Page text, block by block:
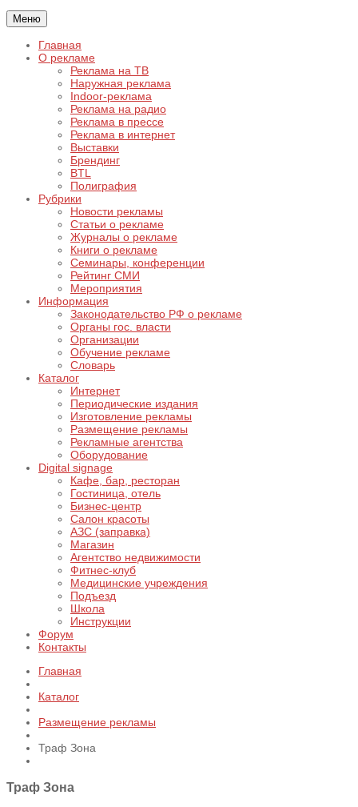
Меню
Главная
О рекламе
Реклама на ТВ
Наружная реклама
Indoor-реклама
Реклама на радио
Реклама в прессе
Реклама в интернет
Выставки
Брендинг
BTL
Полиграфия
Рубрики
Новости рекламы
Статьи о рекламе
Журналы о рекламе
Книги о рекламе
Семинары, конференции
Рейтинг СМИ
Мероприятия
Информация
Законодательство РФ о рекламе
Органы гос. власти
Организации
Обучение рекламе
Словарь
Каталог
Интернет
Периодические издания
Изготовление рекламы
Размещение рекламы
Рекламные агентства
Оборудование
Digital signage
Кафе, бар, ресторан
Гостиница, отель
Бизнес-центр
Салон красоты
АЗС (заправка)
Магазин
Агентство недвижимости
Фитнес-клуб
Медицинские учреждения
Подъезд
Школа
Инструкции
Форум
Контакты
Главная
Каталог
Размещение рекламы
Траф Зона
Траф Зона